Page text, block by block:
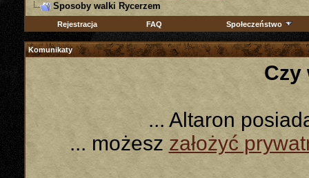
Sposoby walki Rycerzem
Rejestracja FAQ Społeczeństwo
Komunikaty
Czy
... Altaron
... możeszzałożyć